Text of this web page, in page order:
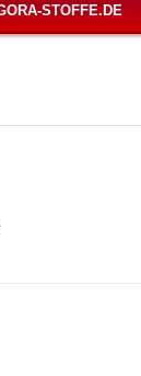
STOFFE.DE